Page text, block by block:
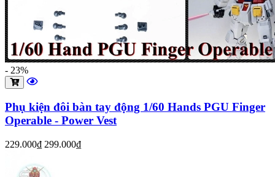
- 23%
Phụ kiện đôi bàn tay động 1/60 Hands PGU Finger
Operable - Power Vest
229.000₫ 299.000₫